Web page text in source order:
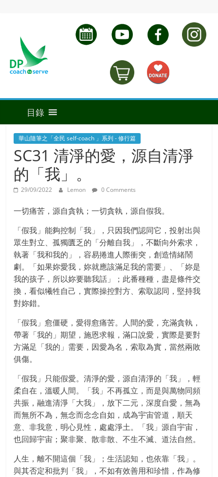
華山隨筆之「全民 self-coach 」系列 - 修行篇
SC31 清淨的愛，源自清淨
的「我」。
29/09/2022 Lemon 0 Comments
一切痛苦，源自貪執；一切貪執，源自假我。
「假我」能夠控制「我」，只因我們認同它，投射出與
眾生對立、孤獨匱乏的「分離自我」，不斷向外索求，
執著「我和我的」，容易捲進人際衝突，創造情緒鬧
劇。「如果妳愛我，妳就應該滿足我的需要」、「妳是
我的孩子，所以妳要聽我話」；此番種種，盡是條件交
換，看似犧牲自己，實際操控對方、索取認同，堅持我
對妳錯。
「假我」愈僵硬，愛得愈痛苦。人間的愛，充滿貪執，
帶著「我的」期望，施恩求報，滿口說愛，實際是要對
方滿足「我的」需要，因愛為名，索取為實，當然兩敗
俱傷。
「假我」只能假愛。清淨的愛，源自清淨的「我」，輕
柔自在，溫暖人間。「我」不再孤立，而是與萬物同頻
共振，融進清淨「大我」，放下二元，深度自愛，無為
而無所不為，無念而念念自如，成為宇宙管道，順天
意、非我意，明心見性，處處淨土。「我」源自宇宙，
也回歸宇宙；聚非聚、散非散、不生不滅、道法自然。
人生，離不開這個「我」；生活認知，也依靠「我」。
與其否定和批判「我」，不如有效善用和珍惜，作為修